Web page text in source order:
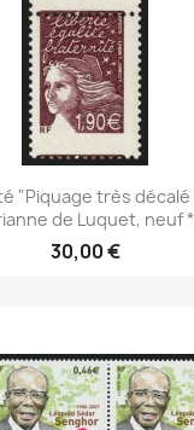
"Piquage très décalé
de Luquet, neuf
30,00 €